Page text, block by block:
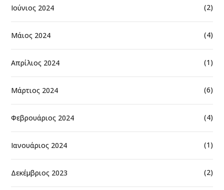
Ιούνιος 2024 (2)
Μάιος 2024 (4)
Απρίλιος 2024 (1)
Μάρτιος 2024 (6)
Φεβρουάριος 2024 (4)
Ιανουάριος 2024 (1)
Δεκέμβριος 2023 (2)